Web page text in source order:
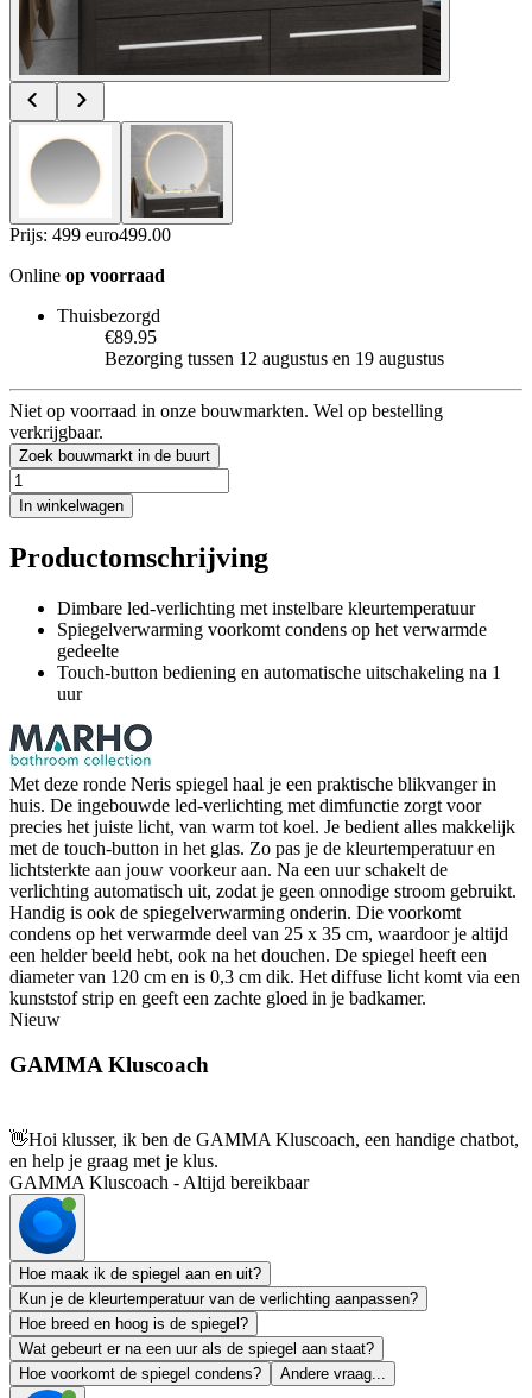
Prijs: 499 euro499.00
Online op voorraad
Thuisbezorgd
€89.95
Bezorging tussen 12 augustus en 19 augustus
Niet op voorraad in onze bouwmarkten. Wel op bestelling
verkrijgbaar.
Zoek bouwmarkt in de buurt
In winkelwagen
Productomschrijving
Dimbare led-verlichting met instelbare kleurtemperatuur
Spiegelverwarming voorkomt condens op het verwarmde
gedeelte
Touch-button bediening en automatische uitschakeling na 1
uur
Met deze ronde Neris spiegel haal je een praktische blikvanger in
huis. De ingebouwde led-verlichting met dimfunctie zorgt voor
precies het juiste licht, van warm tot koel. Je bedient alles makkelijk
met de touch-button in het glas. Zo pas je de kleurtemperatuur en
lichtsterkte aan jouw voorkeur aan. Na een uur schakelt de
verlichting automatisch uit, zodat je geen onnodige stroom gebruikt.
Handig is ook de spiegelverwarming onderin. Die voorkomt
condens op het verwarmde deel van 25 x 35 cm, waardoor je altijd
een helder beeld hebt, ook na het douchen. De spiegel heeft een
diameter van 120 cm en is 0,3 cm dik. Het diffuse licht komt via een
kunststof strip en geeft een zachte gloed in je badkamer.
Nieuw
GAMMA Kluscoach
👋Hoi klusser, ik ben de GAMMA Kluscoach, een handige chatbot,
en help je graag met je klus.
GAMMA Kluscoach - Altijd bereikbaar
Hoe maak ik de spiegel aan en uit?
Kun je de kleurtemperatuur van de verlichting aanpassen?
Hoe breed en hoog is de spiegel?
Wat gebeurt er na een uur als de spiegel aan staat?
Hoe voorkomt de spiegel condens?
Andere vraag...